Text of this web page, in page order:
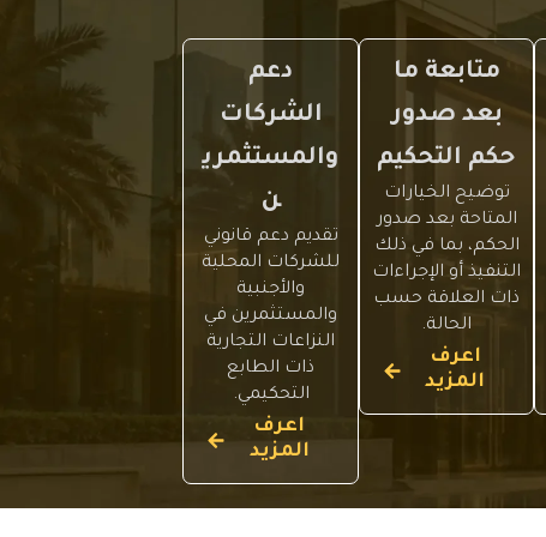
متابعة ما
بعد صدور
حكم التحكيم
توضيح الخيارات
المتاحة بعد صدور
الحكم، بما في ذلك
التنفيذ أو الإجراءات
ذات العلاقة حسب
الحالة.
اعرف
المزيد
دعم
الشركات
والمستثمري
ن
تقديم دعم قانوني
للشركات المحلية
والأجنبية
والمستثمرين في
النزاعات التجارية
ذات الطابع
التحكيمي.
اعرف
المزيد